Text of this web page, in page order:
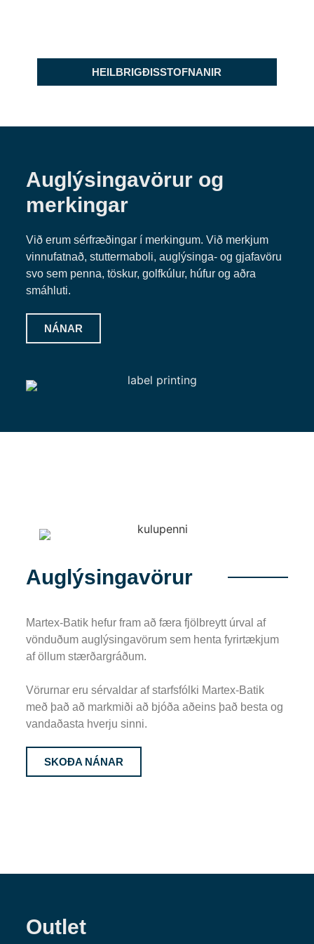
HEILBRIGÐISSTOFNANIR
Auglýsingavörur og
merkingar
Við erum sérfræðingar í merkingum. Við merkjum
vinnufatnað, stuttermaboli, auglýsinga- og gjafavöru
svo sem penna, töskur, golfkúlur, húfur og aðra
smáhluti.
NÁNAR
Auglýsingavörur
Martex-Batik hefur fram að færa fjölbreytt úrval af
vönduðum auglýsingavörum sem henta fyrirtækjum
af öllum stærðargráðum.
Vörurnar eru sérvaldar af starfsfólki Martex-Batik
með það að markmiði að bjóða aðeins það besta og
vandaðasta hverju sinni.
SKOÐA NÁNAR
Outlet